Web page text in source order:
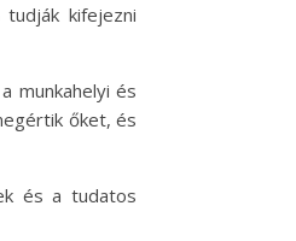
kifejezni
munkahelyi és
őket, és
és a tudatos